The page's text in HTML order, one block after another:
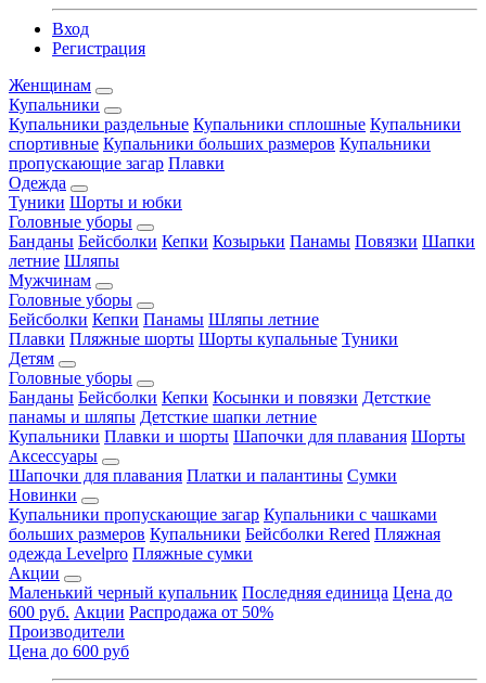
Вход
Регистрация
Женщинам
Купальники
Купальники раздельные Купальники сплошные Купальники
спортивные Купальники больших размеров Купальники
пропускающие загар Плавки
Одежда
Туники Шорты и юбки
Головные уборы
Банданы Бейсболки Кепки Козырьки Панамы Повязки Шапки
летние Шляпы
Мужчинам
Головные уборы
Бейсболки Кепки Панамы Шляпы летние
Плавки Пляжные шорты Шорты купальные Туники
Детям
Головные уборы
Банданы Бейсболки Кепки Косынки и повязки Детсткие
панамы и шляпы Детсткие шапки летние
Купальники Плавки и шорты Шапочки для плавания Шорты
Аксессуары
Шапочки для плавания Платки и палантины Сумки
Новинки
Купальники пропускающие загар Купальники с чашками
больших размеров Купальники Бейсболки Rered Пляжная
одежда Levelpro Пляжные сумки
Акции
Маленький черный купальник Последняя единица Цена до
600 руб. Акции Распродажа от 50%
Производители
Цена до 600 руб